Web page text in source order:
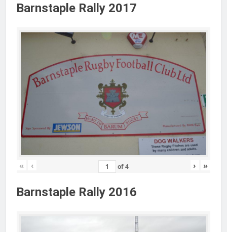
Barnstaple Rally 2017
« ‹ of4 › »
Barnstaple Rally 2016